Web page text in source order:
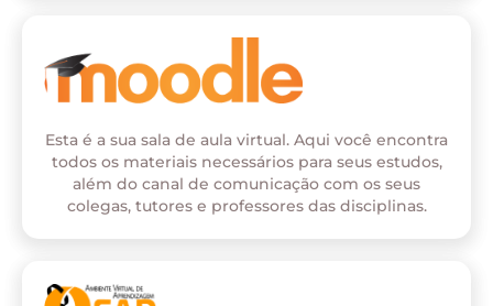
Esta é a sua sala de aula virtual. Aqui você encontra
todos os materiais necessários para seus estudos,
além do canal de comunicação com os seus
colegas, tutores e professores das disciplinas.